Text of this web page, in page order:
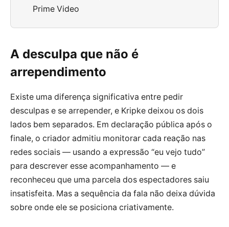
Prime Video
A desculpa que não é
arrependimento
Existe uma diferença significativa entre pedir
desculpas e se arrepender, e Kripke deixou os dois
lados bem separados. Em declaração pública após o
finale, o criador admitiu monitorar cada reação nas
redes sociais — usando a expressão “eu vejo tudo”
para descrever esse acompanhamento — e
reconheceu que uma parcela dos espectadores saiu
insatisfeita. Mas a sequência da fala não deixa dúvida
sobre onde ele se posiciona criativamente.